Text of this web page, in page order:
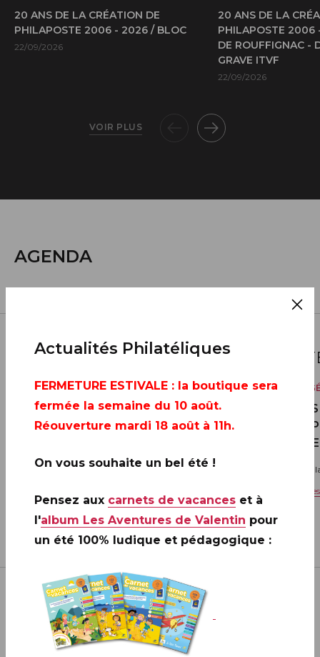
20 ANS DE LA CRÉATION DE
PHILAPOSTE 2006 - 2026 / BLOC
22/09/2026
20 ANS DE LA
PHILAPOSTE 2006
DE ROUFFIGNAC -
GRAVE ITVF
22/09/2026
VOIR PLUS
AGENDA
22
SEPTEMBRE
VENTE GÉNÉRALE
20 ANS DE LA CRÉATION DE
PHILAPOSTE 2006 - 2026 / BLOC
VENTE
20
Toute
Voir
VOIR PLUS
Actualités Philatéliques
FERMETURE ESTIVALE : la boutique sera
fermée la semaine du 10 août.
Réouverture mardi 18 août à 11h.
On vous souhaite un bel été !
Pensez aux carnets de vacances et à
l'album Les Aventures de Valentin pour
un été 100% ludique et pédagogique :